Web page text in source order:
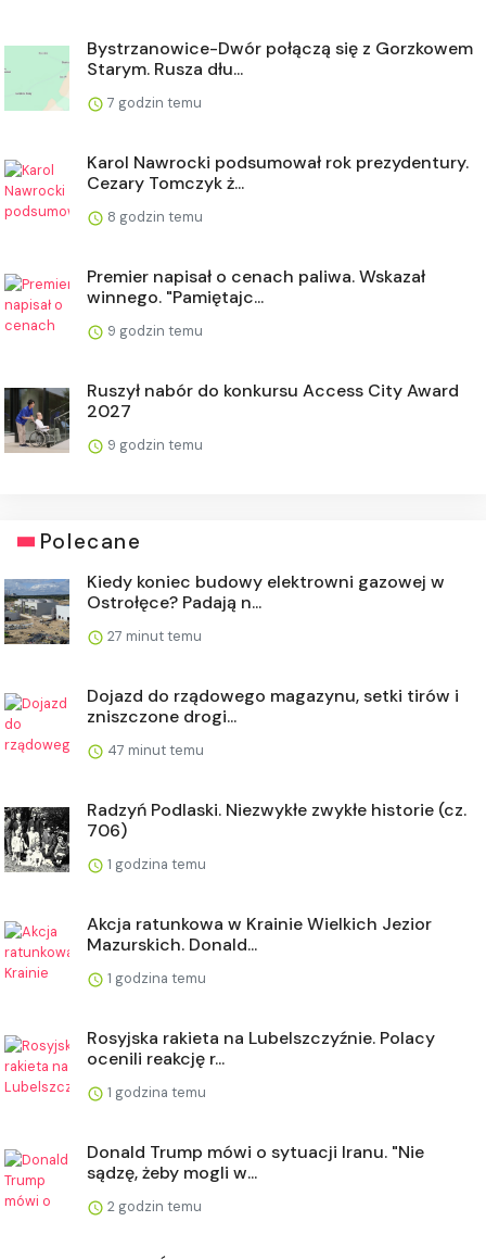
Bystrzanowice-Dwór połączą się z Gorzkowem
Starym. Rusza dłu...
7 godzin temu
Karol Nawrocki podsumował rok prezydentury.
Cezary Tomczyk ż...
8 godzin temu
Premier napisał o cenach paliwa. Wskazał
winnego. "Pamiętajc...
9 godzin temu
Ruszył nabór do konkursu Access City Award
2027
9 godzin temu
Polecane
Kiedy koniec budowy elektrowni gazowej w
Ostrołęce? Padają n...
27 minut temu
Dojazd do rządowego magazynu, setki tirów i
zniszczone drogi...
47 minut temu
Radzyń Podlaski. Niezwykłe zwykłe historie (cz.
706)
1 godzina temu
Akcja ratunkowa w Krainie Wielkich Jezior
Mazurskich. Donald...
1 godzina temu
Rosyjska rakieta na Lubelszczyźnie. Polacy
ocenili reakcję r...
1 godzina temu
Donald Trump mówi o sytuacji Iranu. "Nie
sądzę, żeby mogli w...
2 godzin temu